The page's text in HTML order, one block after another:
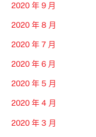
2020 年 9 月
2020 年 8 月
2020 年 7 月
2020 年 6 月
2020 年 5 月
2020 年 4 月
2020 年 3 月